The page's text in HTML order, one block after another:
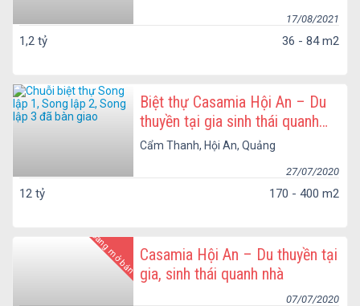
17/08/2021
1,2 tỷ 36 - 84 m2
Biệt thự Casamia Hội An – Du
thuyền tại gia sinh thái quanh
nhà giá chủ đầu tư
Cẩm Thanh, Hội An, Quảng
27/07/2020
12 tỷ 170 - 400 m2
Đang mở bán Casamia Hội An – Du thuyền tại
gia, sinh thái quanh nhà
07/07/2020